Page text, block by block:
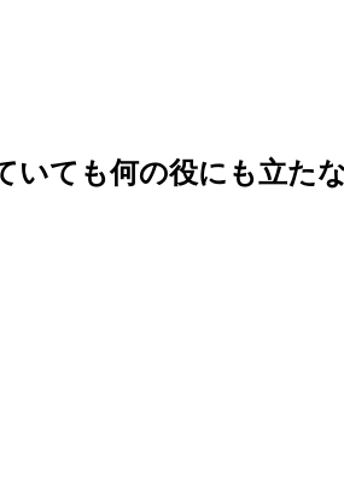
ても何の役にも立た